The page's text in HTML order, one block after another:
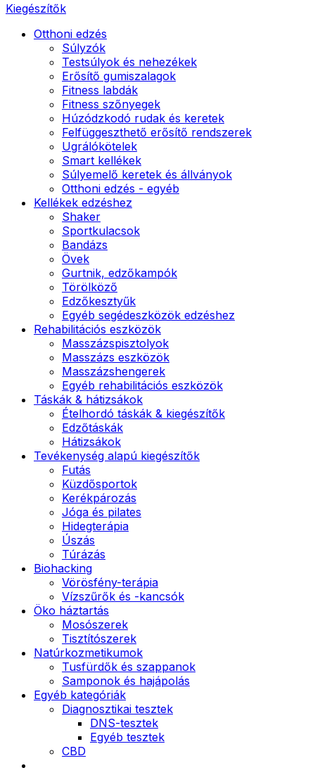
Kiegészítők
Otthoni edzés
Súlyzók
Testsúlyok és nehezékek
Erősítő gumiszalagok
Fitness labdák
Fitness szőnyegek
Húzódzkodó rudak és keretek
Felfüggeszthető erősítő rendszerek
Ugrálókötelek
Smart kellékek
Súlyemelő keretek és állványok
Otthoni edzés - egyéb
Kellékek edzéshez
Shaker
Sportkulacsok
Bandázs
Övek
Gurtnik, edzőkampók
Törölköző
Edzőkesztyűk
Egyéb segédeszközök edzéshez
Rehabilitációs eszközök
Masszázspisztolyok
Masszázs eszközök
Masszázshengerek
Egyéb rehabilitációs eszközök
Táskák & hátizsákok
Ételhordó táskák & kiegészítők
Edzőtáskák
Hátizsákok
Tevékenység alapú kiegészítők
Futás
Küzdősportok
Kerékpározás
Jóga és pilates
Hidegterápia
Úszás
Túrázás
Biohacking
Vörösfény-terápia
Vízszűrők és -kancsók
Öko háztartás
Mosószerek
Tisztítószerek
Natúrkozmetikumok
Tusfürdők és szappanok
Samponok és hajápolás
Egyéb kategóriák
Diagnosztikai tesztek
DNS-tesztek
Egyéb tesztek
CBD